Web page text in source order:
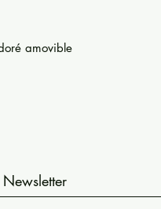
amovible
Newsletter